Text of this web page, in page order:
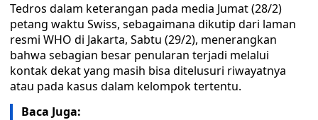
Tedros dalam keterangan pada media Jumat (28/2)
petang waktu Swiss, sebagaimana dikutip dari laman
resmi WHO di Jakarta, Sabtu (29/2), menerangkan
bahwa sebagian besar penularan terjadi melalui
kontak dekat yang masih bisa ditelusuri riwayatnya
atau pada kasus dalam kelompok tertentu.
Baca Juga: